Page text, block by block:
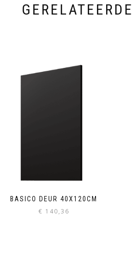
BASICO DEUR 40X120CM
€ 140,36